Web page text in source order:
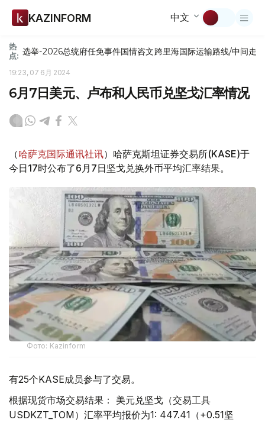
KAZINFORM 中文
热
点: 选举-2026总统府任免事件国情咨文跨里海国际运输路线/中间走廊
19:23, 07 6月 2024
6月7日美元、卢布和人民币兑坚戈汇率情况
（哈萨克国际通讯社讯）哈萨克斯坦证券交易所(KASE)于
今日17时公布了6月7日坚戈兑换外币平均汇率结果。
Фото: Kazinform
有25个KASE成员参与了交易。
根据现货市场交易结果： 美元兑坚戈（交易工具
USDKZT_TOM）汇率平均报价为1: 447.41（+0.51坚